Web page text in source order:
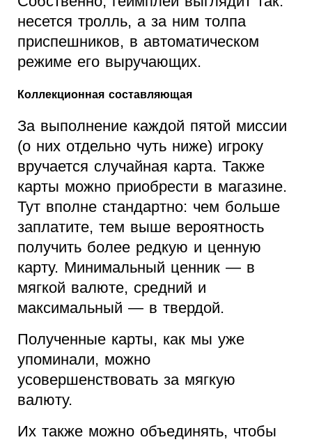
несется тролль, а за ним толпа
приспешников, в автоматическом
режиме его выручающих.
Коллекционная составляющая
За выполнение каждой пятой миссии
(о них отдельно чуть ниже) игроку
вручается случайная карта. Также
карты можно приобрести в магазине.
Тут вполне стандартно: чем больше
заплатите, тем выше вероятность
получить более редкую и ценную
карту. Минимальный ценник — в
мягкой валюте, средний и
максимальный — в твердой.
Полученные карты, как мы уже
упоминали, можно
усовершенствовать за мягкую
валюту.
Их также можно объединять, чтобы